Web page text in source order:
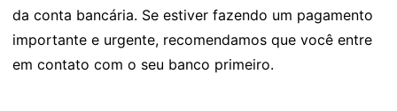
da conta bancária. Se estiver fazendo um pagamento
importante e urgente, recomendamos que você entre
em contato com o seu banco primeiro.